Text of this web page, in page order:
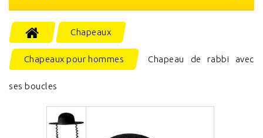
Chapeaux
Chapeaux pour hommes Chapeau de rabbi avec
ses boucles